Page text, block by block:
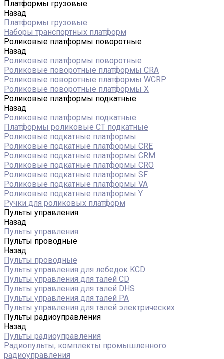
Платформы грузовые
Назад
Платформы грузовые
Наборы транспортных платформ
Роликовые платформы поворотные
Назад
Роликовые платформы поворотные
Роликовые поворотные платформы CRA
Роликовые поворотные платформы WCRP
Роликовые поворотные платформы X
Роликовые платформы подкатные
Назад
Роликовые платформы подкатные
Платформы роликовые СТ подкатные
Роликовые подкатные платформы
Роликовые подкатные платформы CRE
Роликовые подкатные платформы CRM
Роликовые подкатные платформы CRO
Роликовые подкатные платформы SF
Роликовые подкатные платформы VA
Роликовые подкатные платформы Y
Ручки для роликовых платформ
Пульты управления
Назад
Пульты управления
Пульты проводные
Назад
Пульты проводные
Пульты управления для лебедок KCD
Пульты управления для талей CD
Пульты управления для талей DHS
Пульты управления для талей РА
Пульты управления для талей электрических
Пульты радиоуправления
Назад
Пульты радиоуправления
Радиопульты, комплекты промышленного
радиоуправления